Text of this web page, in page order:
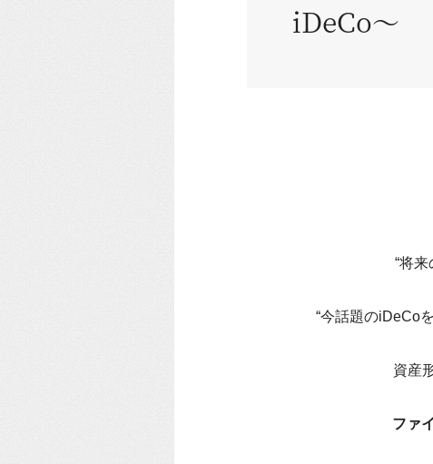
iDeCo～
“将
“今話題のiDeCo
資産
ファ